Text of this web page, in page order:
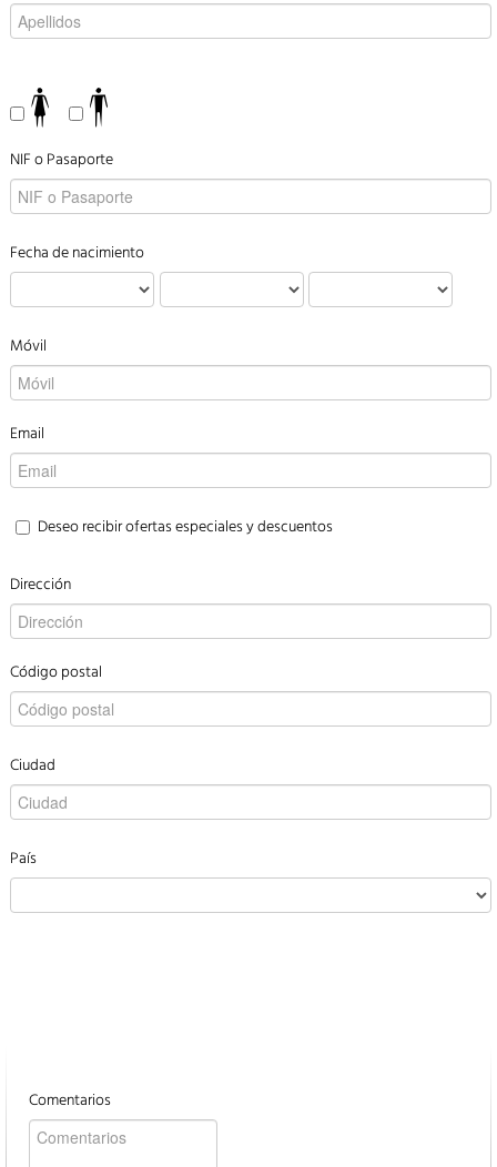
NIF o Pasaporte
Fecha de nacimiento
Móvil
Email
Deseo recibir ofertas especiales y descuentos
Dirección
Código postal
Ciudad
País
Comentarios